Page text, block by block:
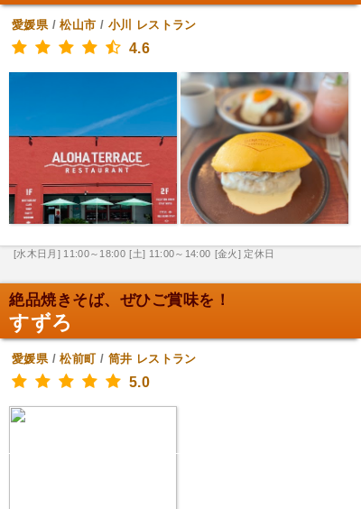
愛媛県/松山市 / 小川 レストラン
4.6
[水木日月] 11:00～18:00 [土] 11:00～14:00 [金火] 定休日
絶品焼きそば、ぜひご賞味を！
すずろ
愛媛県/松前町/ 筒井 レストラン
5.0